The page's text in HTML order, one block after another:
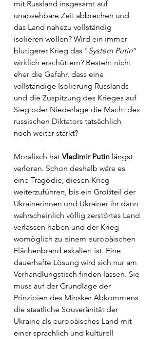
mit Russland insgesamt auf
unabsehbare Zeit abbrechen und
das Land nahezu vollständig
isolieren wollen? Wird ein immer
blutigerer Krieg das "System Putin"
wirklich erschüttern? Besteht nicht
eher die Gefahr, dass eine
vollständige Isolierung Russlands
und die Zuspitzung des Krieges auf
Sieg oder Niederlage die Macht des
russischen Diktators tatsächlich
noch weiter stärkt?
Moralisch hat Vladimir Putin längst
verloren. Schon deshalb wäre es
eine Tragödie, diesen Krieg
weiterzuführen, bis ein Großteil der
Ukrainerinnen und Ukrainer ihr dann
wahrscheinlich völlig zerstörtes Land
verlassen haben und der Krieg
womöglich zu einem europäischen
Flächenbrand eskaliert ist. Eine
dauerhafte Lösung wird sich nur am
Verhandlungstisch finden lassen. Sie
muss auf der Grundlage der
Prinzipien des Minsker Abkommens
die staatliche Souveränität der
Ukraine als europäisches Land mit
einer sprachlich und kulturell